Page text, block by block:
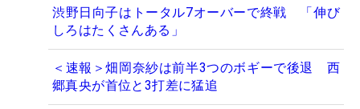
渋野日向子はトータル7オーバーで終戦 「伸び
しろはたくさんある」
＜速報＞畑岡奈紗は前半3つのボギーで後退 西
郷真央が首位と3打差に猛追